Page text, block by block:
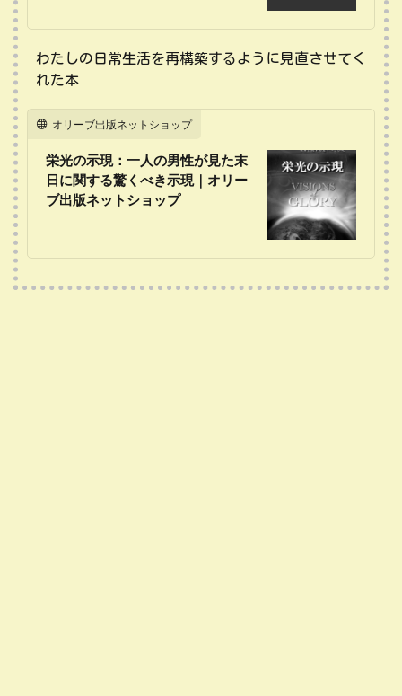
わたしの日常生活を再構築するように見直させてく
れた本
オリーブ出版ネットショップ
栄光の示現：一人の男性が見た末
日に関する驚くべき示現｜オリー
ブ出版ネットショップ